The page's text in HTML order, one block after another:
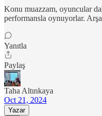
Konu muazzam, oyuncular
performansla oynuyorlar. Arşa
Yanıtla
Paylaş
Taha Altınkaya
Oct 21, 2024
Yazar